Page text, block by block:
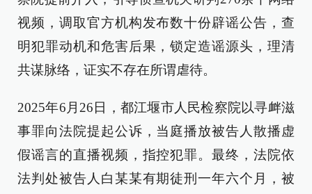
视频，调取官方机构发布数十份辟谣公告，查
明犯罪动机和危害后果，锁定造谣源头，理清
共谋脉络，证实不存在所谓虐待。
2025年6月26日，都江堰市人民检察院以寻衅滋
事罪向法院提起公诉，当庭播放被告人散播虚
假谣言的直播视频，指控犯罪。最终，法院依
法判处被告人白某某有期徒刑一年六个月，被